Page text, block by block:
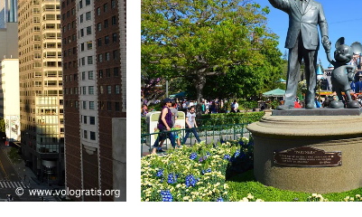
affacciato sull'Oceano Pacifico. Si [']